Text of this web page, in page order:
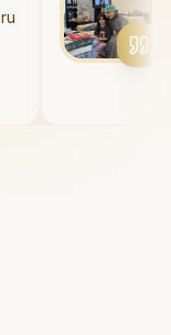
tepat.
"
dan